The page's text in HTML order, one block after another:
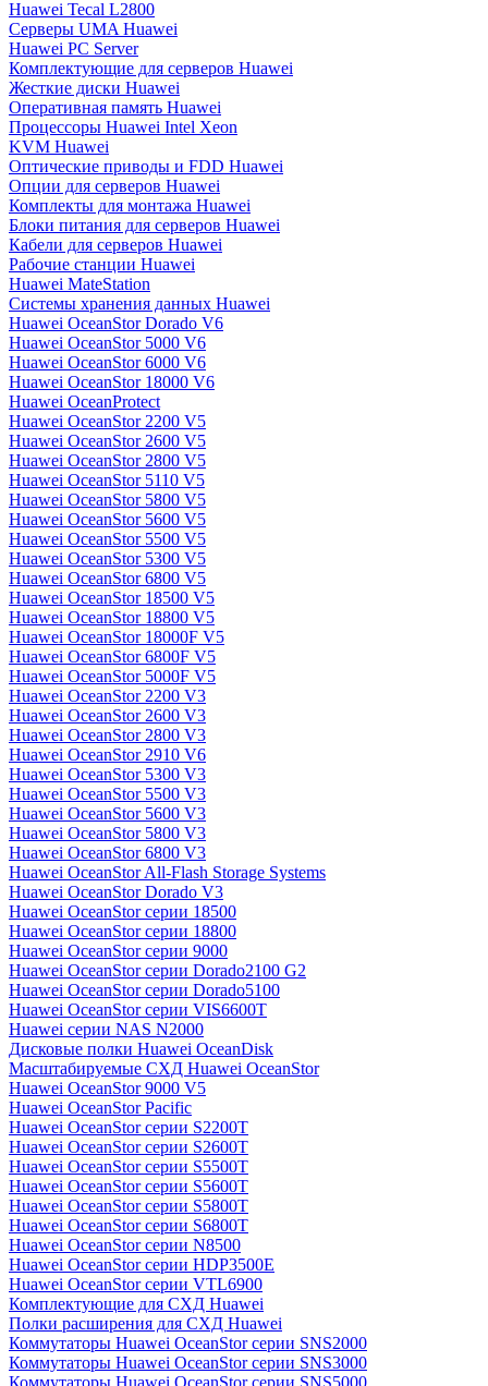
Huawei Tecal L2800
Серверы UMA Huawei
Huawei PC Server
Комплектующие для серверов Huawei
Жесткие диски Huawei
Оперативная память Huawei
Процессоры Huawei Intel Xeon
KVM Huawei
Оптические приводы и FDD Huawei
Опции для серверов Huawei
Комплекты для монтажа Huawei
Блоки питания для серверов Huawei
Кабели для серверов Huawei
Рабочие станции Huawei
Huawei MateStation
Системы хранения данных Huawei
Huawei OceanStor Dorado V6
Huawei OceanStor 5000 V6
Huawei OceanStor 6000 V6
Huawei OceanStor 18000 V6
Huawei OceanProtect
Huawei OceanStor 2200 V5
Huawei OceanStor 2600 V5
Huawei OceanStor 2800 V5
Huawei OceanStor 5110 V5
Huawei OceanStor 5800 V5
Huawei OceanStor 5600 V5
Huawei OceanStor 5500 V5
Huawei OceanStor 5300 V5
Huawei OceanStor 6800 V5
Huawei OceanStor 18500 V5
Huawei OceanStor 18800 V5
Huawei OceanStor 18000F V5
Huawei OceanStor 6800F V5
Huawei OceanStor 5000F V5
Huawei OceanStor 2200 V3
Huawei OceanStor 2600 V3
Huawei OceanStor 2800 V3
Huawei OceanStor 2910 V6
Huawei OceanStor 5300 V3
Huawei OceanStor 5500 V3
Huawei OceanStor 5600 V3
Huawei OceanStor 5800 V3
Huawei OceanStor 6800 V3
Huawei OceanStor All-Flash Storage Systems
Huawei OceanStor Dorado V3
Huawei OceanStor серии 18500
Huawei OceanStor серии 18800
Huawei OceanStor серии 9000
Huawei OceanStor серии Dorado2100 G2
Huawei OceanStor серии Dorado5100
Huawei OceanStor серии VIS6600T
Huawei серии NAS N2000
Дисковые полки Huawei OceanDisk
Масштабируемые СХД Huawei OceanStor
Huawei OceanStor 9000 V5
Huawei OceanStor Pacific
Huawei OceanStor серии S2200T
Huawei OceanStor серии S2600T
Huawei OceanStor серии S5500T
Huawei OceanStor серии S5600T
Huawei OceanStor серии S5800T
Huawei OceanStor серии S6800T
Huawei OceanStor серии N8500
Huawei OceanStor серии HDP3500E
Huawei OceanStor серии VTL6900
Комплектующие для СХД Huawei
Полки расширения для СХД Huawei
Коммутаторы Huawei OceanStor серии SNS2000
Коммутаторы Huawei OceanStor серии SNS3000
Коммутаторы Huawei OceanStor серии SNS5000